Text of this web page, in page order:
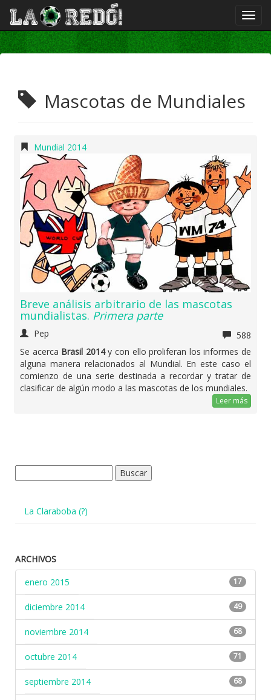
Mascotas de Mundiales
Mundial 2014
Breve análisis arbitrario de las mascotas
mundialistas. Primera parte
Pep
588
Se acerca Brasil 2014y con ello proliferan los informes de
alguna manera relacionados al Mundial. En este caso el
comienzo de una serie destinada a recordar y tratar de
clasificar de algún modo a las mascotas de los mundiales.
Leer más
La Claraboba (?)
ARCHIVOS
enero 2015
17
diciembre 2014 49
noviembre 2014 68
octubre 2014 71
septiembre 2014 68